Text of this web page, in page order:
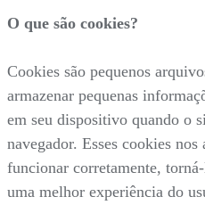
O que são cookies?
Cookies são pequenos
armazenar pequenas
em seu dispositivo quando o
navegador. Esses cookies
funcionar corretamente,
uma melhor experiência do